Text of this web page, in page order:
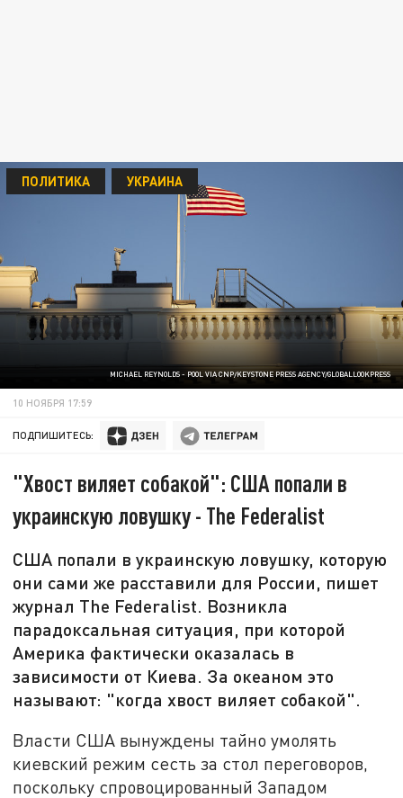
MICHAEL REYNOLDS - POOL VIA CNP/KEYSTONE PRESS AGENCY/GLOBALLOOKPRESS
ПОЛИТИКА УКРАИНА
10 НОЯБРЯ 17:59
ПОДПИШИТЕСЬ:
"Хвост виляет собакой": США попали в
украинскую ловушку - The Federalist
США попали в украинскую ловушку, которую
они сами же расставили для России, пишет
журнал The Federalist. Возникла
парадоксальная ситуация, при которой
Америка фактически оказалась в
зависимости от Киева. За океаном это
называют: "когда хвост виляет собакой".
Власти США вынуждены тайно умолять
киевский режим сесть за стол переговоров,
поскольку спровоцированный Западом